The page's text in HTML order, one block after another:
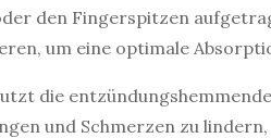
den Fingerspitzen
um eine optimale
die
und Schmerzen zu